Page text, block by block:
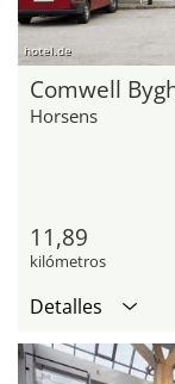
hotel.de
Comwell
Horsens
11,89
kilómetros
Detalles